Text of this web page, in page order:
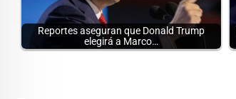
Reportes aseguran que Donald Trump
elegirá a Marco…